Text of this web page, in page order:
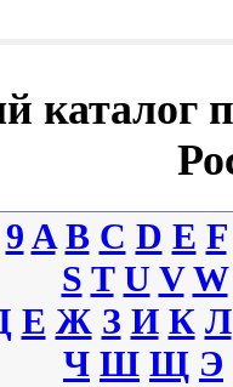
каталог
9 A B C D E F
S T U V W
Е Ж З И К Л
Ч Ш Щ Э